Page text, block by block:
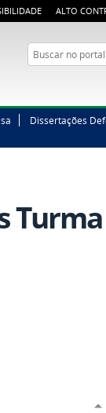
ALTO
Buscar no portal
Dissertações
Turma